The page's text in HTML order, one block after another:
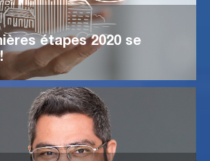
étapes 2020 se